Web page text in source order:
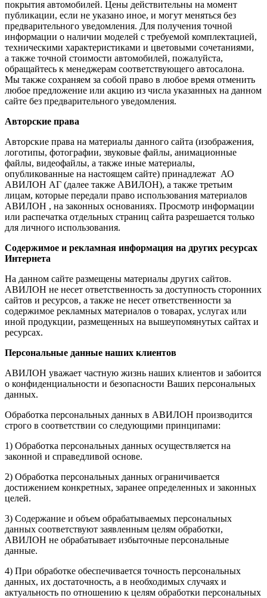
покрытия автомобилей. Цены действительны на момент
публикации, если не указано иное, и могут меняться без
предварительного уведомления. Для получения точной
информации о наличии моделей с требуемой комплектацией,
техническими характеристиками и цветовыми сочетаниями,
а также точной стоимости автомобилей, пожалуйста,
обращайтесь к менеджерам соответствующего автосалона.
Мы также сохраняем за собой право в любое время отменить
любое предложение или акцию из числа указанных на данном
сайте без предварительного уведомления.
Авторские права
Авторские права на материалы данного сайта (изображения,
логотипы, фотографии, звуковые файлы, анимационные
файлы, видеофайлы, а также иные материалы,
опубликованные на настоящем сайте) принадлежат АО
АВИЛОН АГ (далее также АВИЛОН), а также третьим
лицам, которые передали право использования материалов
АВИЛОН , на законных основаниях. Просмотр информации
или распечатка отдельных страниц сайта разрешается только
для личного использования.
Содержимое и рекламная информация на других ресурсах
Интернета
На данном сайте размещены материалы других сайтов.
АВИЛОН не несет ответственность за доступность сторонних
сайтов и ресурсов, а также не несет ответственности за
содержимое рекламных материалов о товарах, услугах или
иной продукции, размещенных на вышеупомянутых сайтах и
ресурсах.
Персональные данные наших клиентов
АВИЛОН уважает частную жизнь наших клиентов и забоится
о конфиденциальности и безопасности Ваших персональных
данных.
Обработка персональных данных в АВИЛОН производится
строго в соответствии со следующими принципами:
1) Обработка персональных данных осуществляется на
законной и справедливой основе.
2) Обработка персональных данных ограничивается
достижением конкретных, заранее определенных и законных
целей.
3) Содержание и объем обрабатываемых персональных
данных соответствуют заявленным целям обработки,
АВИЛОН не обрабатывает избыточные персональные
данные.
4) При обработке обеспечивается точность персональных
данных, их достаточность, а в необходимых случаях и
актуальность по отношению к целям обработки персональных